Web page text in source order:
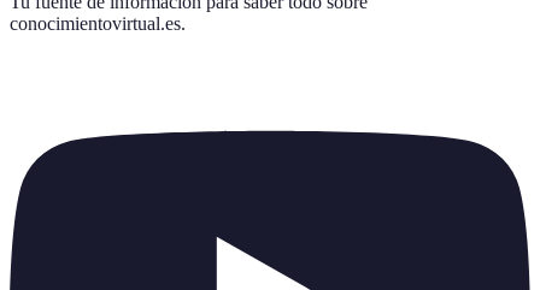
conocimientovirtual.es.